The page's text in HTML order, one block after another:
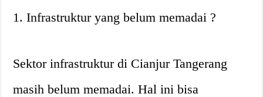
1. Infrastruktur yang belum memadai ?
Sektor infrastruktur di Cianjur Tangerang
masih belum memadai. Hal ini bisa